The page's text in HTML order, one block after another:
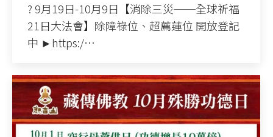
? 9月19日-10月9日【消除三災──全球祈福
21日大法會】除障祿位、超薦蓮位 開放登記
中 ►https:/…